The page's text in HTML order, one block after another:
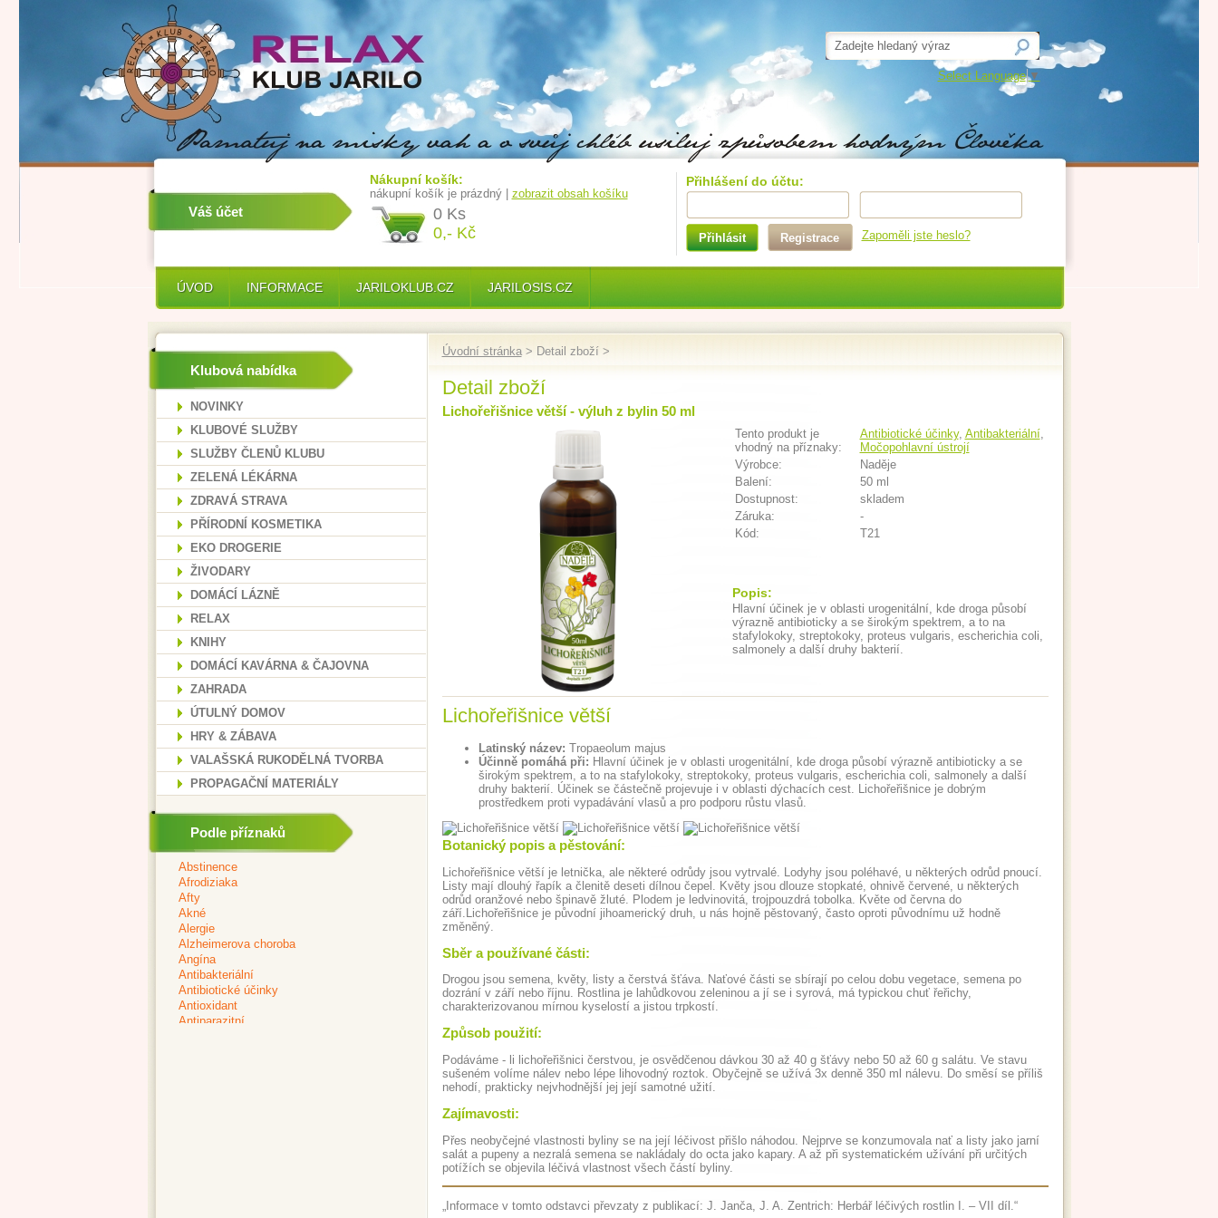
Select Language ▼
Přihlášení do účtu:
Přihlásit Registrace Zapoměli jste heslo?
Váš účet
Nákupní košík:
nákupní košík je prázdný | zobrazit obsah košíku
0 Ks
0,- Kč
ÚVOD INFORMACE JARILOKLUB.CZ JARILOSIS.CZ
Klubová nabídka
NOVINKY
KLUBOVÉ SLUŽBY
SLUŽBY ČLENŮ KLUBU
ZELENÁ LÉKÁRNA
ZDRAVÁ STRAVA
PŘÍRODNÍ KOSMETIKA
EKO DROGERIE
ŽIVODARY
DOMÁCÍ LÁZNĚ
RELAX
KNIHY
DOMÁCÍ KAVÁRNA & ČAJOVNA
ZAHRADA
ÚTULNÝ DOMOV
HRY & ZÁBAVA
VALAŠSKÁ RUKODĚLNÁ TVORBA
PROPAGAČNÍ MATERIÁLY
Podle příznaků
Úvodní stránka> Detail zboží >
Detail zboží
Lichořeřišnice větší - výluh z bylin 50 ml
Tento produkt je
vhodný na příznaky:
Antibiotické účinky, Antibakteriální,
Močopohlavní ústrojí
Výrobce:
Naděje
Balení:
50 ml
Dostupnost:
skladem
Záruka:
-
Kód:
T21
Popis:
Hlavní účinek je v oblasti urogenitální, kde droga působí
výrazně antibioticky a se širokým spektrem, a to na
stafylokoky, streptokoky, proteus vulgaris, escherichia coli,
salmonely a další druhy bakterií.
Lichořeřišnice větší
Latinský název: Tropaeolum majus
Účinně pomáhá při: Hlavní účinek je v oblasti urogenitální, kde droga působí výrazně antibioticky a se
širokým spektrem, a to na stafylokoky, streptokoky, proteus vulgaris, escherichia coli, salmonely a další
druhy bakterií. Účinek se částečně projevuje i v oblasti dýchacích cest. Lichořeřišnice je dobrým
prostředkem proti vypadávání vlasů a pro podporu růstu vlasů.
Botanický popis a pěstování:
Lichořeřišnice větší je letnička, ale některé odrůdy jsou vytrvalé. Lodyhy jsou poléhavé, u některých odrůd pnoucí.
Listy mají dlouhý řapík a členitě deseti dílnou čepel. Květy jsou dlouze stopkaté, ohnivě červené, u některých
odrůd oranžové nebo špinavě žluté. Plodem je ledvinovitá, trojpouzdrá tobolka. Květe od června do
září.Lichořeřišnice je původní jihoamerický druh, u nás hojně pěstovaný, často oproti původnímu už hodně
změněný.
Sběr a používané části:
Drogou jsou semena, květy, listy a čerstvá šťáva. Naťové části se sbírají po celou dobu vegetace, semena po
dozrání v září nebo říjnu. Rostlina je lahůdkovou zeleninou a jí se i syrová, má typickou chuť řeřichy,
charakterizovanou mírnou kyselostí a jistou trpkostí.
Způsob použití:
Podáváme - li lichořeřišnici čerstvou, je osvědčenou dávkou 30 až 40 g šťávy nebo 50 až 60 g salátu. Ve stavu
sušeném volíme nálev nebo lépe lihovodný roztok. Obyčejně se užívá 3x denně 350 ml nálevu. Do směsí se příliš
nehodí, prakticky nejvhodnější jej její samotné užití.
Zajímavosti:
Přes neobyčejné vlastnosti byliny se na její léčivost přišlo náhodou. Nejprve se konzumovala nať a listy jako jarní
salát a pupeny a nezralá semena se nakládaly do octa jako kapary. A až při systematickém užívání při určitých
potížích se objevila léčivá vlastnost všech částí byliny.
„Informace v tomto odstavci převzaty z publikací: J. Janča, J. A. Zentrich: Herbář léčivých rostlin I. – VII díl.“